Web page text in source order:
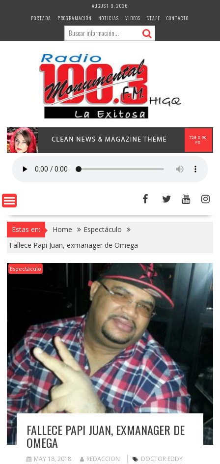
AUGUST 9, 2026
PORTADA
PROGRAMACIÓN NOTICIAS VIDEOS STAFF CONTACTO
Estas en: Home
Espectáculo
Fallece Papi Juan, exmanager de Omega
Espectáculo
FALLECE PAPI JUAN, EXMANAGER DE
OMEGA
MAY 18, 2018 REDACCION
DOCTOR EDDY